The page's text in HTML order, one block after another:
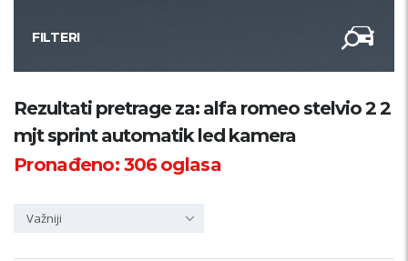
FILTERI
Kategorija
Županija
Rezultati pretrage za: alfa romeo stelvio 2 2
mjt sprint automatik led kamera
Pronađeno:306oglasa
Važniji